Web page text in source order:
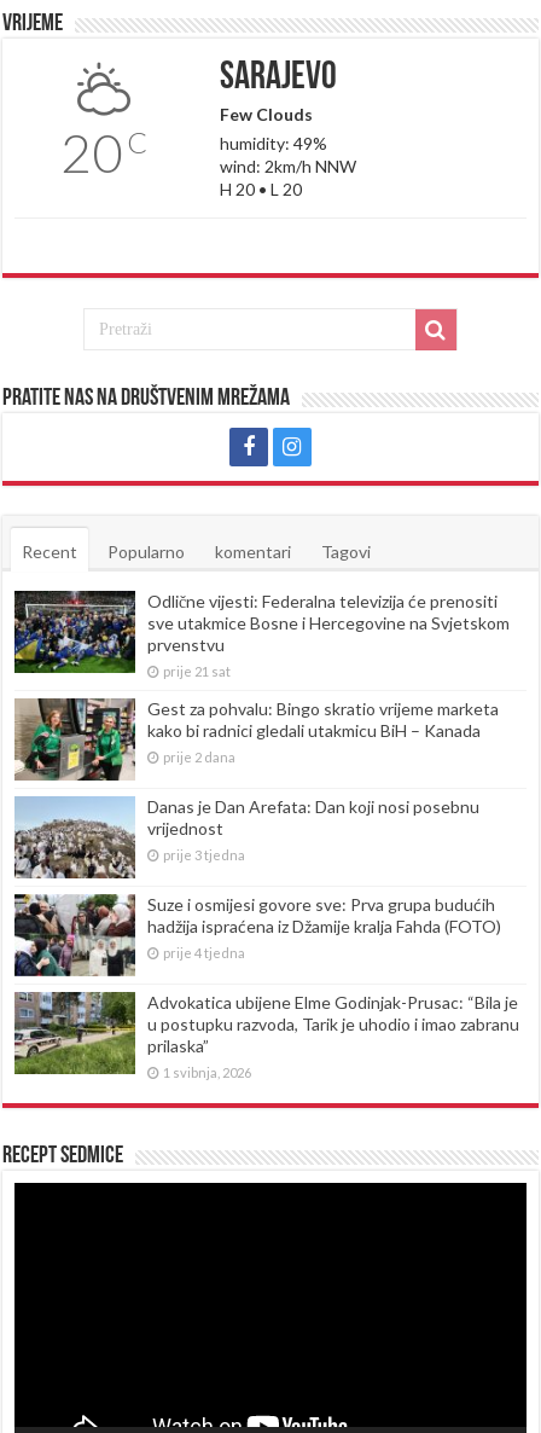
Vrijeme
20 C
Sarajevo
Few Clouds
humidity: 49%
wind: 2km/h NNW
H 20 • L 20
Pratite nas na društvenim mrežama
Recent Popularno komentari Tagovi
Odlične vijesti: Federalna televizija će prenositi
sve utakmice Bosne i Hercegovine na Svjetskom
prvenstvu
prije 21 sat
Gest za pohvalu: Bingo skratio vrijeme marketa
kako bi radnici gledali utakmicu BiH – Kanada
prije 2 dana
Danas je Dan Arefata: Dan koji nosi posebnu
vrijednost
prije 3 tjedna
Suze i osmijesi govore sve: Prva grupa budućih
hadžija ispraćena iz Džamije kralja Fahda (FOTO)
prije 4 tjedna
Advokatica ubijene Elme Godinjak-Prusac: “Bila je
u postupku razvoda, Tarik je uhodio i imao zabranu
prilaska”
1 svibnja, 2026
Recept sedmice